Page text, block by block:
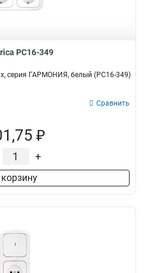
РС16-349
серия ГАРМОНИЯ, белый (РС16-349)
Сравнить
₽
+